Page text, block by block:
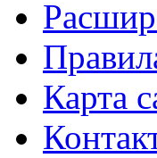
Карта